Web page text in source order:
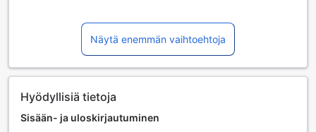
sinhali
tamili venäjä
Näytä enemmän vaihtoehtoja
Hyödyllisiä tietoja
Sisään- ja uloskirjautuminen